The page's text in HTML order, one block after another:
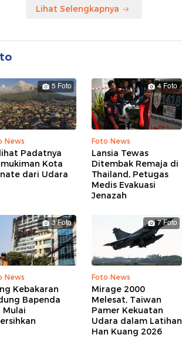
Lihat Selengkapnya
5 Foto
News
Padatnya
Kota
dari Udara
4 Foto
Foto News
Lansia Tewas
Ditembak Remaja di
Thailand, Petugas
Medis Evakuasi
Jenazah
3 Foto
News
Kebakaran
Bapenda
Mulai
7 Foto
Foto News
Mirage 2000
Melesat, Taiwan
Pamer Kekuatan
Udara dalam Latihan
Han Kuang 2026